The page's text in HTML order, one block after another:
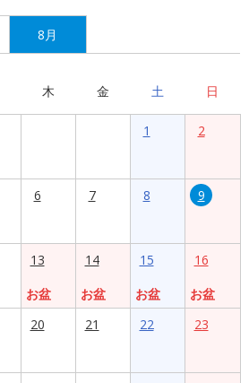
8月
木 金 土 日
1 2
6 7 8 9
13
お盆
14
お盆
15
お盆
16
お盆
20 21 22 23